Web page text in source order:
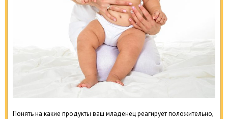
Понять на какие продукты ваш младенец реагирует положительно,